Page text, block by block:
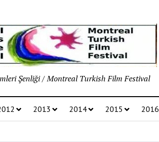
Şenliği / Montreal Turkish Film Festival
2013 2014 2015 2016